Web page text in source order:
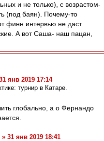
и не только), с возрастом-
(под баян). Почему-то
финн интервью не даст.
А вот Саша- наш пацан,
янв 2019 17:14
турнир в Катаре.
глобально, а о Фернандо
31 янв 2019 18:41